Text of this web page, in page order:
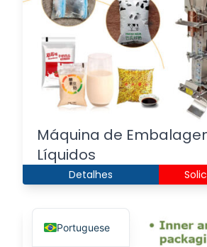
Máquina de
Líquidos
Detalhes
Portuguese
Arabic
French
German
Russian
Spanish
Chinese
Hindi
Korean